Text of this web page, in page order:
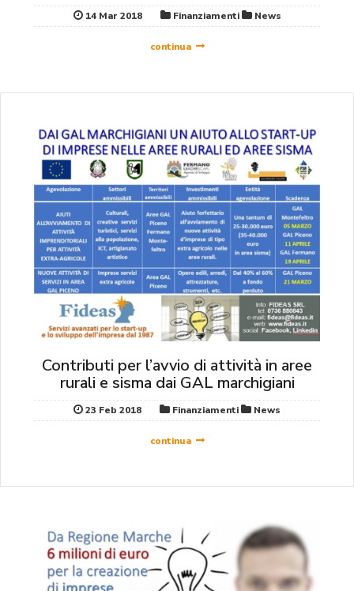
14 Mar 2018 Finanziamenti News
continua
Contributi per l’avvio di attività in aree
rurali e sisma dai GAL marchigiani
23 Feb 2018 Finanziamenti News
continua